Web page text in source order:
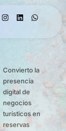
Convierto la
presencia
digital de
negocios
turísticos en
reservas